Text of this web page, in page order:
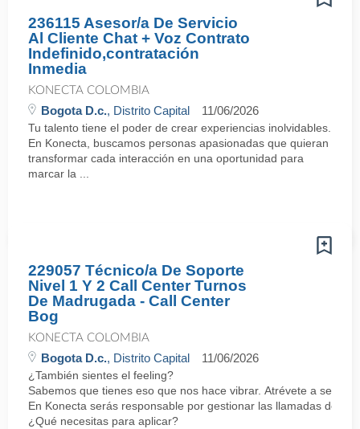
236115 Asesor/a De Servicio
Al Cliente Chat + Voz Contrato
Indefinido,contratación
Inmedia
KONECTA COLOMBIA
Bogota D.c., Distrito Capital 11/06/2026
Tu talento tiene el poder de crear experiencias inolvidables.
En Konecta, buscamos personas apasionadas que quieran
transformar cada interacción en una oportunidad para
marcar la ...
229057 Técnico/a De Soporte
Nivel 1 Y 2 Call Center Turnos
De Madrugada - Call Center
Bog
KONECTA COLOMBIA
Bogota D.c., Distrito Capital 11/06/2026
¿También sientes el feeling?
Sabemos que tienes eso que nos hace vibrar. Atrévete a ser
En Konecta serás responsable por gestionar las llamadas de
¿Qué necesitas para aplicar?